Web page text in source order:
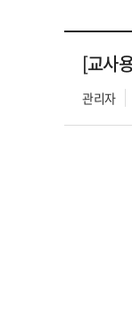
[교사
관리자